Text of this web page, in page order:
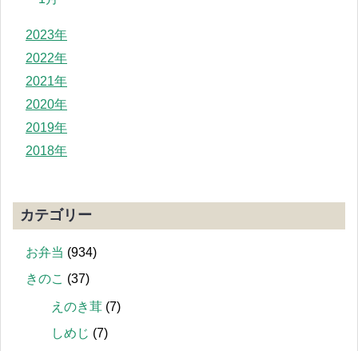
2023年
2022年
2021年
2020年
2019年
2018年
カテゴリー
お弁当 (934)
きのこ (37)
えのき茸 (7)
しめじ (7)